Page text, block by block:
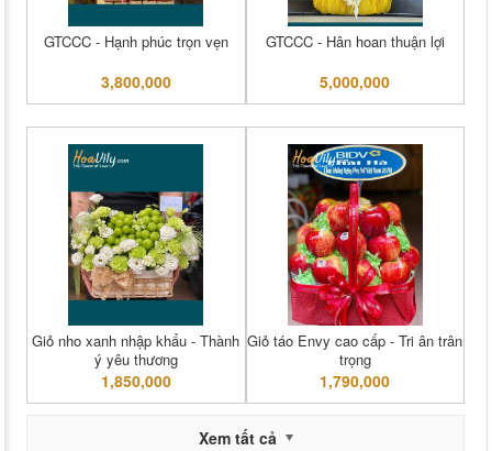
GTCCC - Hạnh phúc trọn vẹn
3,800,000
GTCCC - Hân hoan thuận lợi
5,000,000
Giỏ nho xanh nhập khẩu - Thành
ý yêu thương
1,850,000
Giỏ táo Envy cao cấp - Tri ân trân
trọng
1,790,000
Xem tất cả